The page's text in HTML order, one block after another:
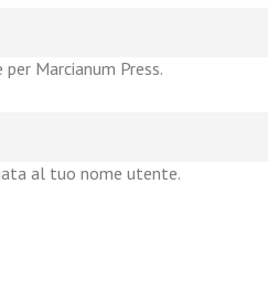
Marcianum Press.
al tuo nome utente.